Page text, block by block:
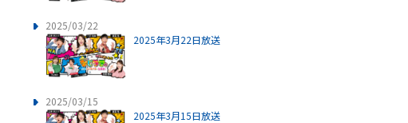
2025/03/22
2025年3月22日放送
2025/03/15
2025年3月15日放送